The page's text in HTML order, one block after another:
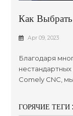
Как
Apr 09, 2023
Благодаря
Comely CNC,
общих
ГОРЯЧИЕ ТЕГИ :